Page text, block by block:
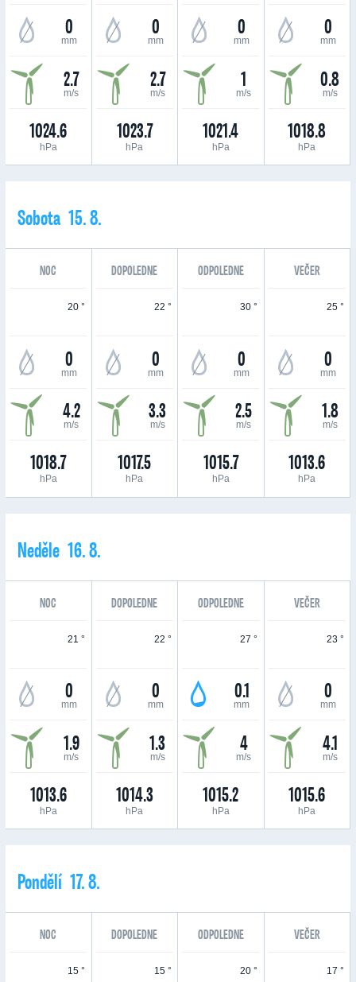
0
mm
2.7
m/s
1024.6
hPa
0
mm
2.7
m/s
1023.7
hPa
0
mm
1
m/s
1021.4
hPa
0
mm
0.8
m/s
1018.8
hPa
Sobota 15. 8.
NOC DOPOLEDNE ODPOLEDNE VEČER
20 °
0
mm
4.2
m/s
1018.7
hPa
22 °
0
mm
3.3
m/s
1017.5
hPa
30 °
0
mm
2.5
m/s
1015.7
hPa
25 °
0
mm
1.8
m/s
1013.6
hPa
Neděle 16. 8.
NOC DOPOLEDNE ODPOLEDNE VEČER
21 °
0
mm
1.9
m/s
1013.6
hPa
22 °
0
mm
1.3
m/s
1014.3
hPa
27 °
0.1
mm
4
m/s
1015.2
hPa
23 °
0
mm
4.1
m/s
1015.6
hPa
Pondělí 17. 8.
NOC DOPOLEDNE ODPOLEDNE VEČER
15 ° 15 ° 20 ° 17 °